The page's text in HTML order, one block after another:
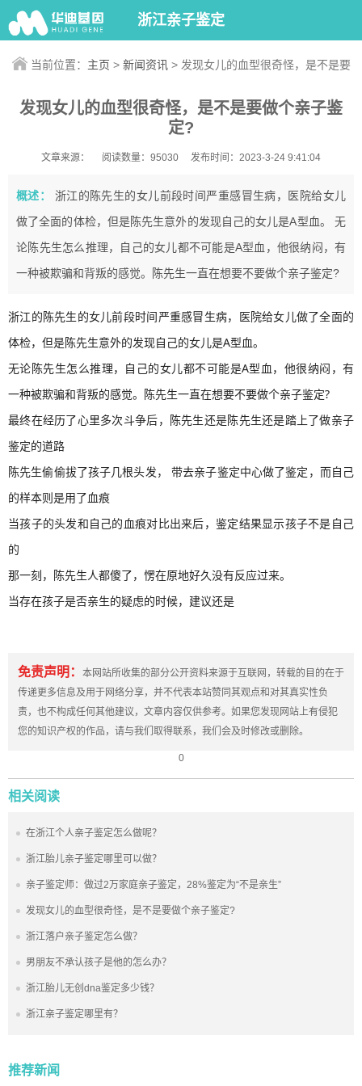
浙江亲子鉴定
当前位置： 主页 > 新闻资讯 > 发现女儿的血型很奇怪，是不是要
做个亲子鉴定?
发现女儿的血型很奇怪，是不是要做个亲子鉴
定?
文章来源： 阅读数量：95030 发布时间：2023-3-24 9:41:04
概述：
浙江的陈先生的女儿前段时间严重感冒生病，医院给女儿
做了全面的体检，但是陈先生意外的发现自己的女儿是A型血。 无
论陈先生怎么推理，自己的女儿都不可能是A型血，他很纳闷，有
一种被欺骗和背叛的感觉。陈先生一直在想要不要做个亲子鉴定?
浙江的陈先生的女儿前段时间严重感冒生病，医院给女儿做了全面的
体检，但是陈先生意外的发现自己的女儿是A型血。
无论陈先生怎么推理，自己的女儿都不可能是A型血，他很纳闷，有
一种被欺骗和背叛的感觉。陈先生一直在想要不要做个亲子鉴定?
最终在经历了心里多次斗争后，陈先生还是陈先生还是踏上了做亲子
鉴定的道路
陈先生偷偷拔了孩子几根头发， 带去亲子鉴定中心做了鉴定，而自己
的样本则是用了血痕
当孩子的头发和自己的血痕对比出来后，鉴定结果显示孩子不是自己
的
那一刻，陈先生人都傻了，愣在原地好久没有反应过来。
当存在孩子是否亲生的疑虑的时候，建议还是
免责声明：
本网站所收集的部分公开资料来源于互联网，转载的目的在于
传递更多信息及用于网络分享，并不代表本站赞同其观点和对其真实性负
责，也不构成任何其他建议，文章内容仅供参考。如果您发现网站上有侵犯
您的知识产权的作品，请与我们取得联系，我们会及时修改或删除。
0
相关阅读
在浙江个人亲子鉴定怎么做呢？
浙江胎儿亲子鉴定哪里可以做？
亲子鉴定师：做过2万家庭亲子鉴定，28%鉴定为“不是亲生”
发现女儿的血型很奇怪，是不是要做个亲子鉴定?
浙江落户亲子鉴定怎么做？
男朋友不承认孩子是他的怎么办？
浙江胎儿无创dna鉴定多少钱？
浙江亲子鉴定哪里有？
推荐新闻